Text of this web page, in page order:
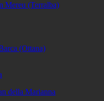
Mereu (Terralba)
(Ottana)
della Marianna